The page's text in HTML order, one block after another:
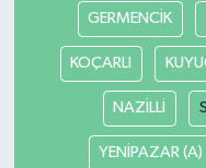
GERMENCİK
KOÇARLI
NAZİLLİ
YENİPAZAR (A)